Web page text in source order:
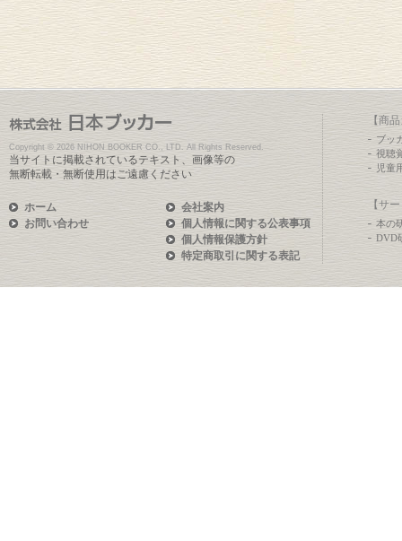
Copyright © 2026 NIHON BOOKER CO., LTD. All Rights Reserved.
当サイトに掲載されているテキスト、画像等の
無断転載・無断使用はご遠慮ください
ホーム
お問い合わせ
会社案内
個人情報に関する公表事項
個人情報保護方針
特定商取引に関する表記
【商
ブッ
視聴
児童
【サ
本の
DVD